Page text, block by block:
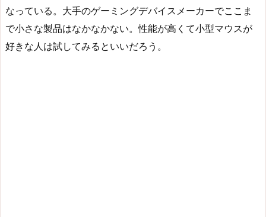
なっている。大手のゲーミングデバイスメーカーでここま
で小さな製品はなかなかない。性能が高くて小型マウスが
好きな人は試してみるといいだろう。